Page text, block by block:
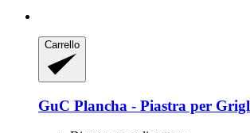
Carrello
GuC Plancha -​ Piastra per